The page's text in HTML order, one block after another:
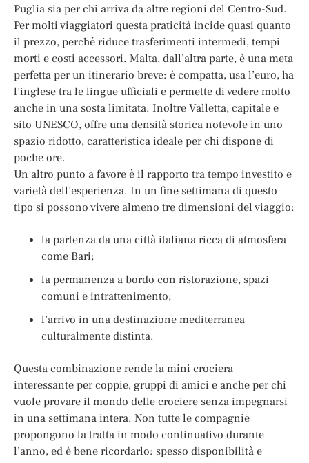
Puglia sia per chi arriva da altre regioni del Centro-Sud.
Per molti viaggiatori questa praticità incide quasi quanto
il prezzo, perché riduce trasferimenti intermedi, tempi
morti e costi accessori. Malta, dall’altra parte, è una meta
perfetta per un itinerario breve: è compatta, usa l’euro, ha
l’inglese tra le lingue ufficiali e permette di vedere molto
anche in una sosta limitata. Inoltre Valletta, capitale e
sito UNESCO, offre una densità storica notevole in uno
spazio ridotto, caratteristica ideale per chi dispone di
poche ore.
Un altro punto a favore è il rapporto tra tempo investito e
varietà dell’esperienza. In un fine settimana di questo
tipo si possono vivere almeno tre dimensioni del viaggio:
la partenza da una città italiana ricca di atmosfera
come Bari;
la permanenza a bordo con ristorazione, spazi
comuni e intrattenimento;
l’arrivo in una destinazione mediterranea
culturalmente distinta.
Questa combinazione rende la mini crociera
interessante per coppie, gruppi di amici e anche per chi
vuole provare il mondo delle crociere senza impegnarsi
in una settimana intera. Non tutte le compagnie
propongono la tratta in modo continuativo durante
l’anno, ed è bene ricordarlo: spesso disponibilità e